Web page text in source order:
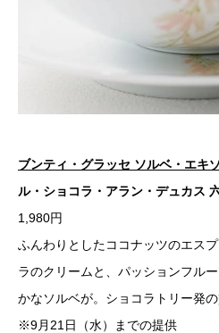
ブンティ・グラッセ ソルベ・エキ
ル・ショコラ・アラン・デュカス
1,980円
ふんわりとしたココナッツのエス
ラのクリームと、パッションフル
かなソルベが。ショコラトリー発の
※9月21日（水）までの提供